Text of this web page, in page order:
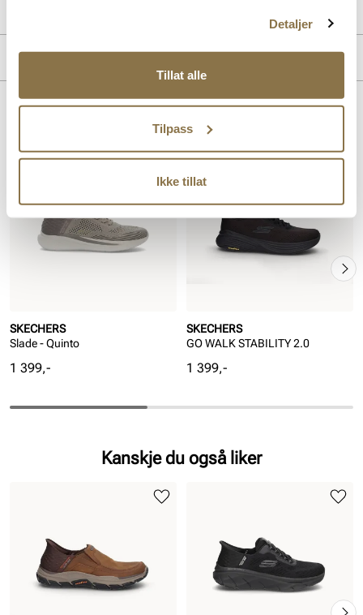
Detaljer
Tillat alle
Tilpass
Ikke tillat
Merke
Lignende produkter
SKECHERS
Slade - Quinto
Pris
1 399,-
SKECHERS
GO WALK STABILITY 2.0
Pris
1 399,-
Kanskje du også liker